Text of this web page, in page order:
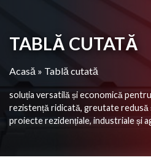
TABLĂ CUTATĂ
Acasă » Tablă cutată
soluția versatilă și economică
rezistență ridicată, greutate redusă
proiecte rezidențiale, industriale și